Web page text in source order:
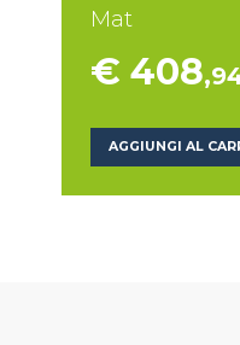
Mat
€ 408
AGGIUNGI AL